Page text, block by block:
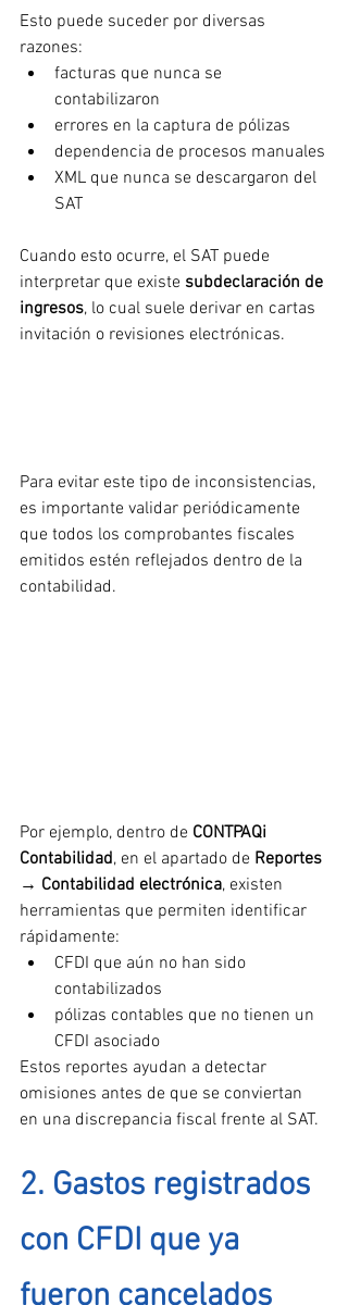
Esto puede suceder por diversas
razones:
facturas que nunca se
contabilizaron
errores en la captura de pólizas
dependencia de procesos manuales
XML que nunca se descargaron del
SAT
Cuando esto ocurre, el SAT puede
interpretar que existe subdeclaración de
ingresos, lo cual suele derivar en cartas
invitación o revisiones electrónicas.
Para evitar este tipo de inconsistencias,
es importante validar periódicamente
que todos los comprobantes fiscales
emitidos estén reflejados dentro de la
contabilidad.
Por ejemplo, dentro de CONTPAQi
Contabilidad, en el apartado de Reportes
→ Contabilidad electrónica, existen
herramientas que permiten identificar
rápidamente:
CFDI que aún no han sido
contabilizados
pólizas contables que no tienen un
CFDI asociado
Estos reportes ayudan a detectar
omisiones antes de que se conviertan
en una discrepancia fiscal frente al SAT.
2. Gastos registrados
con CFDI que ya
fueron cancelados